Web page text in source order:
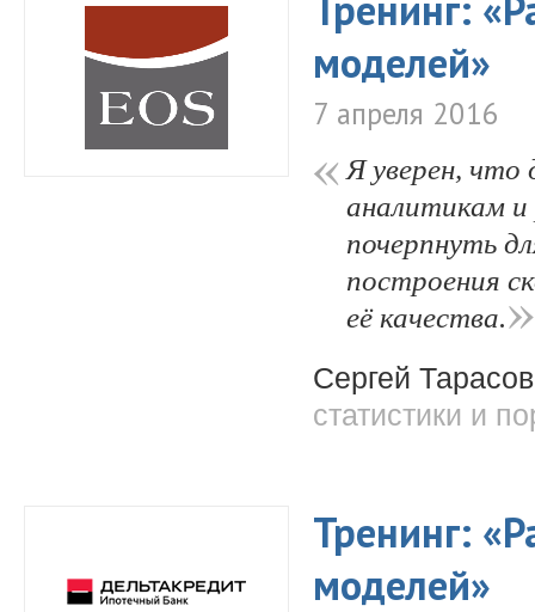
моделей»
7 апреля 2016
Я уверен, что
аналитикам
почерпнуть
построения
её качества.
Сергей Тарасов
статистики и
Тренинг:
моделей»